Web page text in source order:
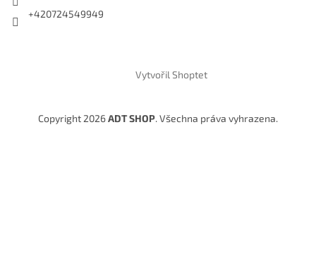
+420724549949
Vytvořil Shoptet
Copyright 2026ADT SHOP. Všechna práva vyhrazena.